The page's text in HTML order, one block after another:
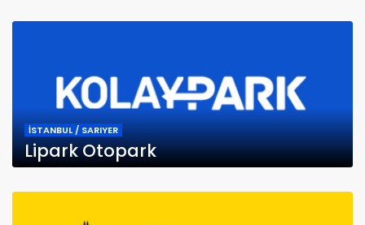
İSTANBUL / SARIYER
Lipark Otopark